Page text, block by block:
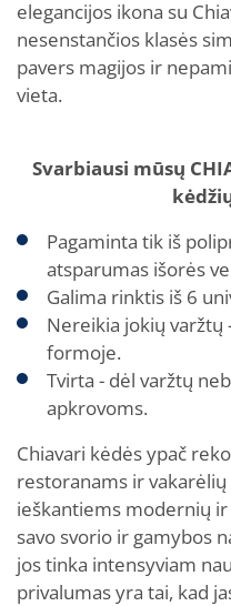
elegancijos ikona su
nesenstančios klasės
pavers magijos ir
vieta.
Svarbiausi mūsų
Pagaminta tik iš
atsparumas išorės
Galima rinktis iš 6
Nereikia jokių varžtų
formoje.
Tvirta - dėl varžtų
apkrovoms.
Chiavari kėdės ypač
restoranams ir
ieškantiems modernių
savo svorio ir gamybos
jos tinka intensyviam
privalumas yra tai, kad